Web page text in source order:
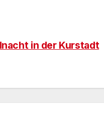
in der Kurstadt